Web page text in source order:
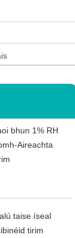
bhun 1% RH
Aireachta
taise íseal
tirim